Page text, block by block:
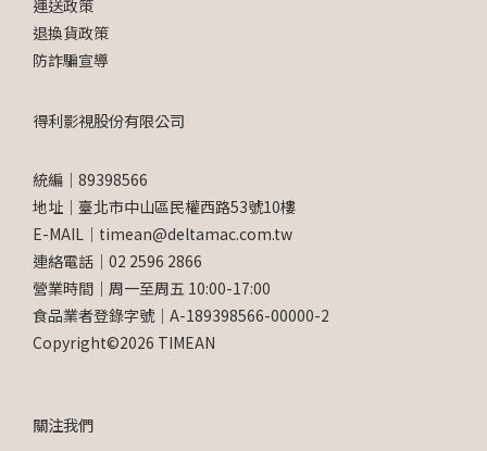
運送政策
退換貨政策
防詐騙宣導
得利影視股份有限公司
統編｜89398566
地址｜臺北市中山區民權西路53號10樓
E-MAIL｜timean@deltamac.com.tw
連絡電話｜02 2596 2866
營業時間｜周一至周五 10:00-17:00
食品業者登錄字號｜A-189398566-00000-2
Copyright©2026 TIMEAN
關注我們